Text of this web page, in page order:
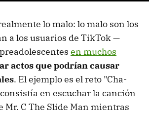
lo malo: lo malo son los
a los usuarios de TikTok —
en muchos
actos que podrían causar
. El ejemplo es el reto "Cha-
en escuchar la canción
Mr. C The Slide Man mientras